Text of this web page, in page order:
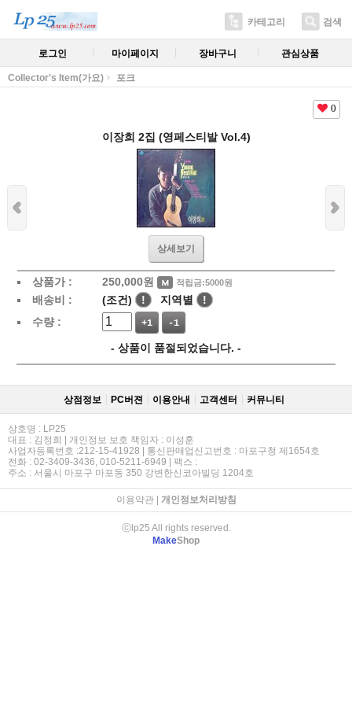
카테고리 검색
로그인 마이페이지 장바구니 관심상품
Collector's Item(가요) 포크
0
이장희 2집 (영페스티발 Vol.4)
상세보기
상품가 : 250,000원 적립금:5000원
배송비 : (조건) ! 지역별
!
수량 :
+1 -1
- 상품이 품절되었습니다. -
상점정보 PC버젼 이용안내 고객센터 커뮤니티
상호명 : LP25
대표 : 김정희 | 개인정보 보호 책임자 : 이성훈
사업자등록번호 :212-15-41928 | 통신판매업신고번호 : 마포구청 제1654호
전화 : 02-3409-3436, 010-5211-6949 | 팩스 :
주소 : 서울시 마포구 마포동 350 강변한신코아빌딩 1204호
이용약관| 개인정보처리방침
ⓒlp25 All rights reserved.
MakeShop